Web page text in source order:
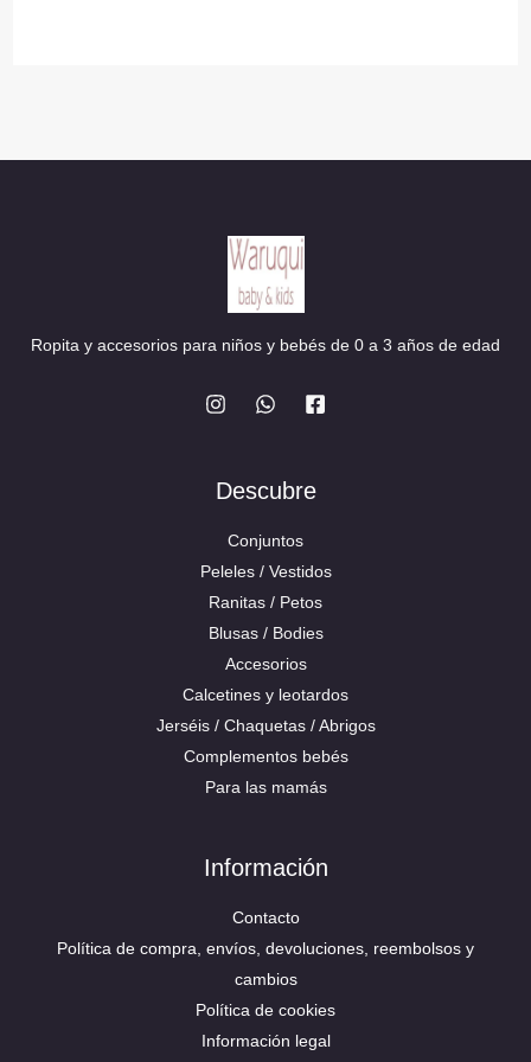
Ropita y accesorios para niños y bebés de 0 a 3 años de edad
Descubre
Conjuntos
Peleles / Vestidos
Ranitas / Petos
Blusas / Bodies
Accesorios
Calcetines y leotardos
Jerséis / Chaquetas / Abrigos
Complementos bebés
Para las mamás
Información
Contacto
Política de compra, envíos, devoluciones, reembolsos y
cambios
Política de cookies
Información legal